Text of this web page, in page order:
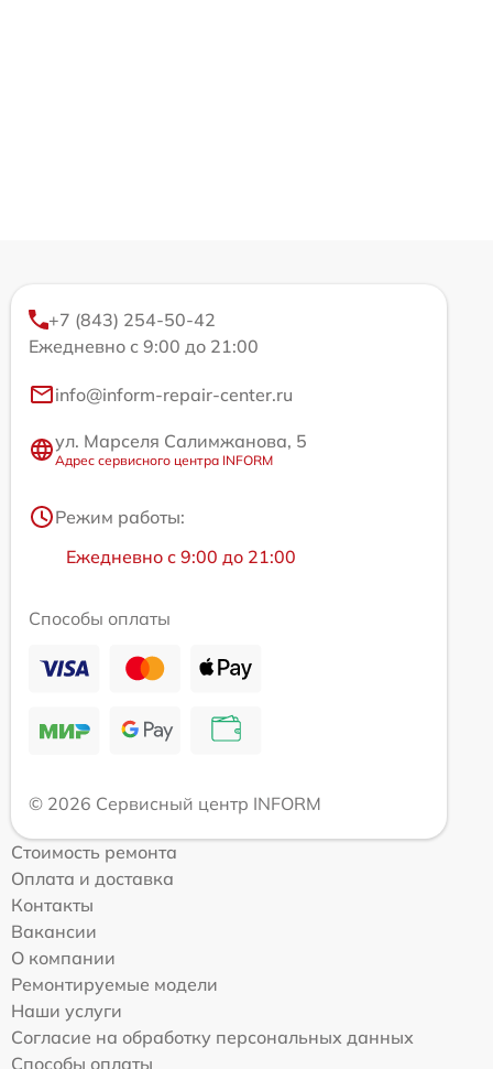
+7 (843) 254-50-42
Ежедневно с 9:00 до 21:00
info@inform-repair-center.ru
ул. Марселя Салимжанова, 5
Адрес сервисного центра INFORM
Режим работы:
Ежедневно с 9:00 до 21:00
Способы оплаты
© 2026 Сервисный центр INFORM
Стоимость ремонта
Оплата и доставка
Контакты
Вакансии
О компании
Ремонтируемые модели
Наши услуги
Согласие на обработку персональных данных
Способы оплаты